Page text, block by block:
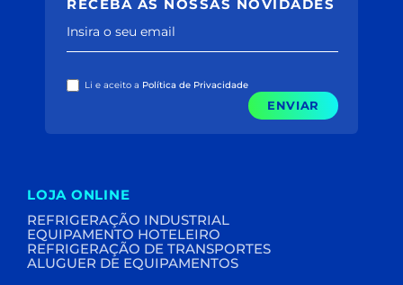
RECEBA AS NOSSAS NOVIDADES
Insira o seu email
Li e aceito a Política de Privacidade
ENVIAR
LOJA ONLINE
REFRIGERAÇÃO INDUSTRIAL
EQUIPAMENTO HOTELEIRO
REFRIGERAÇÃO DE TRANSPORTES
ALUGUER DE EQUIPAMENTOS